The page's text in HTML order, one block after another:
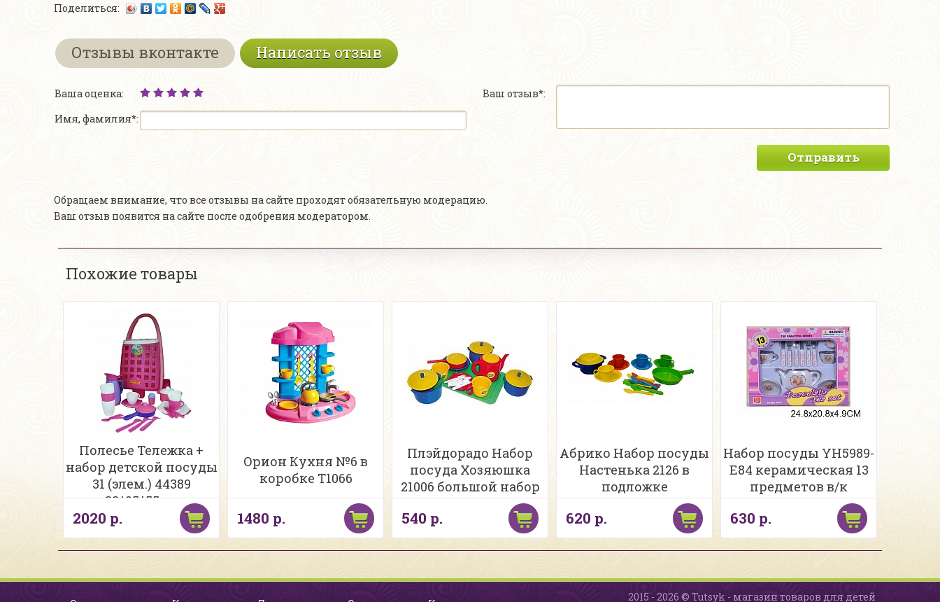
Поделиться:
Отзывы вконтакте Написать отзыв
Ваша оценка:
Имя, фамилия*:
Ваш отзыв*:
Отправить
Обращаем внимание, что все отзывы на сайте проходят обязательную модерацию.
Ваш отзыв появится на сайте после одобрения модератором.
Похожие товары
Полесье Тележка +
набор детской посуды
31 (элем.) 44389
38*25*55см
2020 р.
Орион Кухня №6 в
коробке Т1066
1480 р.
Плэйдорадо Набор
посуда Хозяюшка
21006 большой набор
540 р.
Абрико Набор посуды
Настенька 2126 в
подложке
620 р.
Набор посуды YH5989-
E84 керамическая 13
предметов в/к
630 р.
2015 - 2026 © Tutsyk - магазин товаров для детей